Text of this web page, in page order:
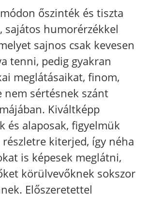
őszinték és tiszta
sajátos humorérzékkel
sajnos csak kevesen
tenni, pedig gyakran
meglátásaikat, finom,
nem sértésnek szánt
Kiváltképp
és alaposak, figyelmük
kiterjed, így néha
is képesek meglátni,
körülvevőknek sokszor
Előszeretettel